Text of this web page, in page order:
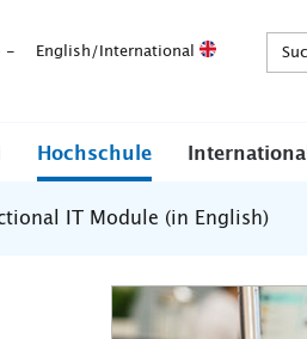
- English/International
Hochschule International
IT Module (in English)